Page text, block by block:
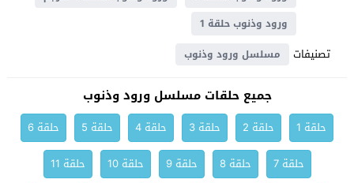
ورود وذنوب حلقة 1
تصنيفات مسلسل ورود وذنوب
جميع حلقات مسلسل ورود وذنوب
حلقة 1 حلقة 2 حلقة 3 حلقة 4 حلقة 5
حلقة 6
حلقة 7
حلقة 8 حلقة 9 حلقة 10
حلقة 11